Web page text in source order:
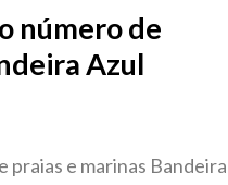
número de
Azul
praias e marinas Bandeira